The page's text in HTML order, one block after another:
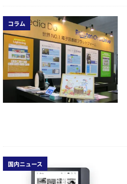
コラム
国内ニュース